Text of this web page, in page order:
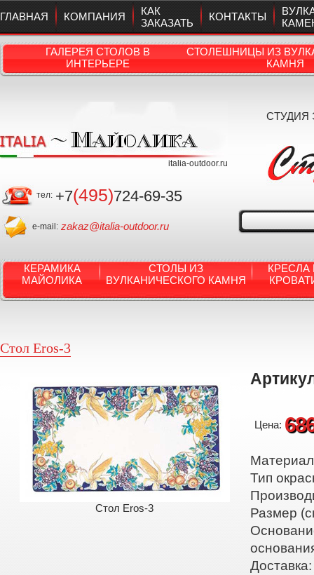
ГЛАВНАЯ КОМПАНИЯ
КАК
ЗАКАЗАТЬ
КОНТАКТЫ
ГАЛЕРЕЯ СТОЛОВ В
ИНТЕРЬЕРЕ
СТОЛЕШНИЦЫ ИЗ
КАМНЯ
italia-outdoor.ru
тел: +7(495)724-69-35
e-mail: zakaz@italia-outdoor.ru
СТУДИЯ
КЕРАМИКА
МАЙОЛИКА
СТОЛЫ ИЗ
ВУЛКАНИЧЕСКОГО КАМНЯ
КРЕСЛА
Стол Eros-3
Стол Eros-3
Цена:
Тип
Размер